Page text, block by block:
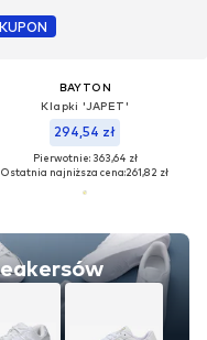
KUPON
BAYTON
Klapki 'JAPET'
294,54 zł
Pierwotnie: 363,64 zł
Ostatnia najniższa cena:261,82 zł